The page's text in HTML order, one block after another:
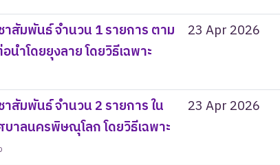
าสัมพันธ์ จำนวน 1 รายการ ตาม
ำโดยยุงลาย โดยวิธีเฉพาะ
23 Apr 2026
สัมพันธ์ จำนวน 2 รายการ ใน
าลนครพิษณุโลก โดยวิธีเฉพาะ
23 Apr 2026